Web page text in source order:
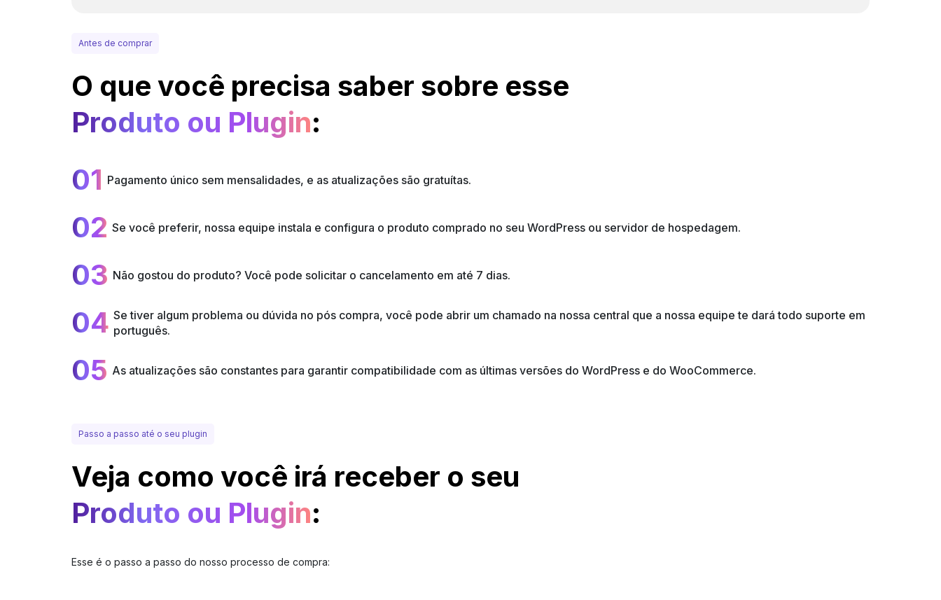
Antes de comprar
O que você precisa saber sobre esse
Produto ou Plugin:
01 Pagamento único sem mensalidades, e as atualizações são gratuítas.
02 Se você preferir, nossa equipe instala e configura o produto comprado no seu WordPress ou servidor de hospedagem.
03 Não gostou do produto? Você pode solicitar o cancelamento em até 7 dias.
04 Se tiver algum problema ou dúvida no pós compra, você pode abrir um chamado na nossa central que a nossa equipe te dará todo suporte em
português.
05 As atualizações são constantes para garantir compatibilidade com as últimas versões do WordPress e do WooCommerce.
Passo a passo até o seu plugin
Veja como você irá receber o seu
Produto ou Plugin:
Esse é o passo a passo do nosso processo de compra: